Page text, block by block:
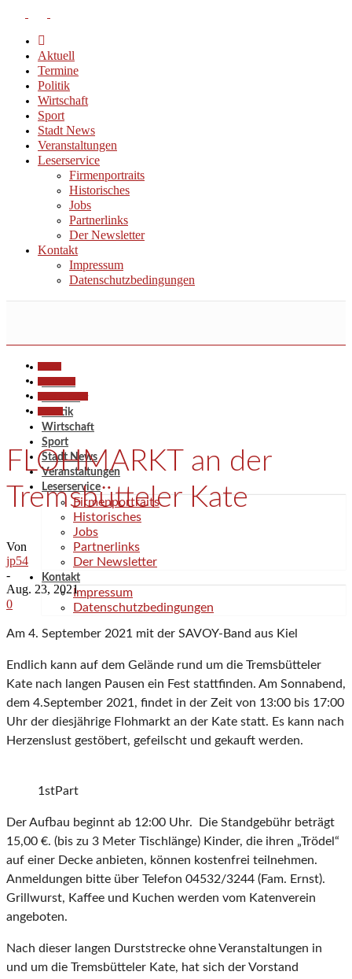
Aktuell
Termine
Politik
Wirtschaft
Sport
Stadt News
Veranstaltungen
Leserservice
Firmenportraits
Historisches
Jobs
Partnerlinks
Der Newsletter
Kontakt
Impressum
Datenschutzbedingungen
Politik
Wirtschaft
Sport
Stadt News
Veranstaltungen
Leserservice
Firmenportraits
Historisches
Jobs
Partnerlinks
Der Newsletter
Kontakt
Impressum
Datenschutzbedingungen
FLOHMARKT an der
Tremsbütteler Kate
Von
jp54
-
Aug. 23, 2021
0
Am 4. September 2021 mit der SAVOY-Band aus Kiel
Endlich kann auf dem Gelände rund um die Tremsbütteler
Kate nach langen Pausen ein Fest stattfinden. Am Sonnabend,
dem 4.September 2021, findet in der Zeit von 13:00 bis 17:00
Uhr der diesjährige Flohmarkt an der Kate statt. Es kann nach
Herzenslust gestöbert, gefeilscht und gekauft werden.
1stPart
Der Aufbau beginnt ab 12:00 Uhr. Die Standgebühr beträgt
15,00 €. (bis zu 3 Meter Tischlänge) Kinder, die ihren „Trödel“
auf einer Decke anbieten, können kostenfrei teilnehmen.
Anmeldungen bitte über Telefon 04532/3244 (Fam. Ernst).
Grillwurst, Kaffee und Kuchen werden vom Katenverein
angeboten.
Nach dieser langen Durststrecke ohne Veranstaltungen in
und um die Tremsbütteler Kate, hat sich der Vorstand